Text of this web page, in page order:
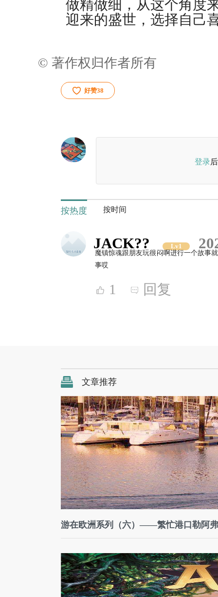
做精做细，从这个角度
迎来的盛世，选择自己
© 著作权归作者所有
好赞38
登录
按热度 按时间
JACK?? Lv1
魔镇惊魂跟朋友玩很闷啊进行一个故事
事哎
1 回复
文章推荐
游在欧洲系列（六）——繁忙港口勒阿